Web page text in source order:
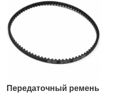
Передаточный ремень